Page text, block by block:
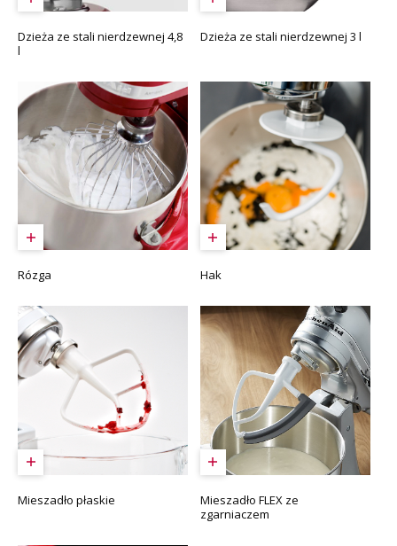
Dzieża ze stali nierdzewnej 4,8
l
Dzieża ze stali nierdzewnej 3 l
Rózga Hak
Mieszadło płaskie
Mieszadło FLEX ze
zgarniaczem